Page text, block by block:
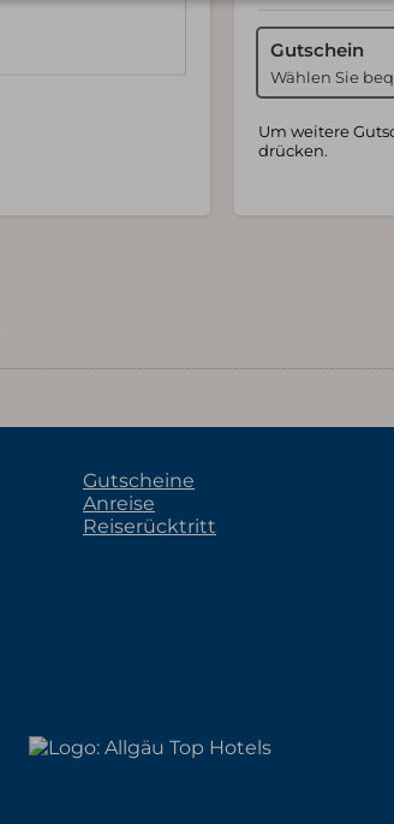
Gutschein
Wählen Sie
Um weitere
drücken.
Gutscheine
Anreise
Reiserücktritt